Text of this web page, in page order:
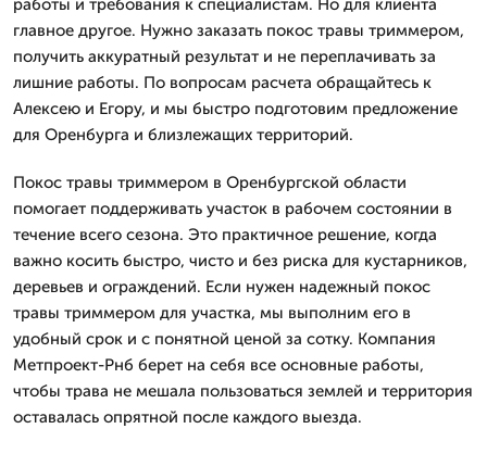
работы и требования к специалистам. Но для клиента
главное другое. Нужно заказать покос травы триммером,
получить аккуратный результат и не переплачивать за
лишние работы. По вопросам расчета обращайтесь к
Алексею и Егору, и мы быстро подготовим предложение
для Оренбурга и близлежащих территорий.
Покос травы триммером в Оренбургской области
помогает поддерживать участок в рабочем состоянии в
течение всего сезона. Это практичное решение, когда
важно косить быстро, чисто и без риска для кустарников,
деревьев и ограждений. Если нужен надежный покос
травы триммером для участка, мы выполним его в
удобный срок и с понятной ценой за сотку. Компания
Метпроект-Рнб берет на себя все основные работы,
чтобы трава не мешала пользоваться землей и территория
оставалась опрятной после каждого выезда.